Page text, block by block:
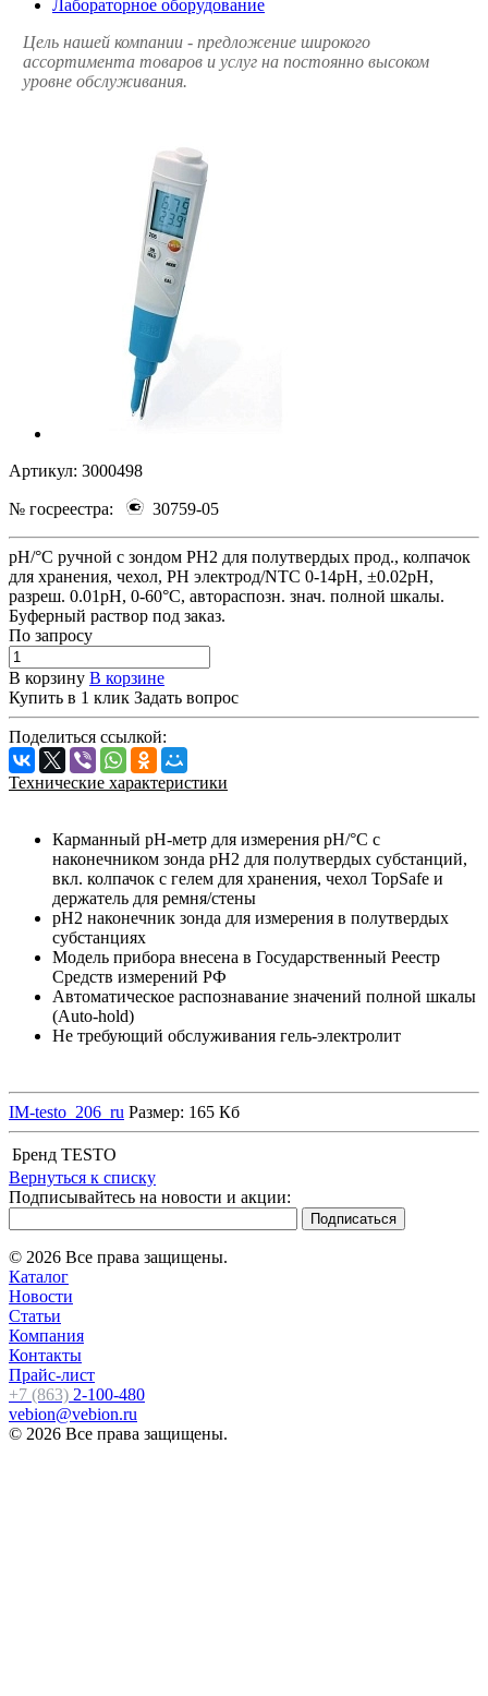
Лабораторное оборудование
Цель нашей компании - предложение широкого
ассортимента товаров и услуг на постоянно высоком
уровне обслуживания.
Артикул: 3000498
№ госреестра: 30759-05
pH/°C ручной с зондом РН2 для полутвердых прод., колпачок
для хранения, чехол, РН электрод/NTC 0-14рН, ±0.02рН,
разреш. 0.01pH, 0-60°С, автораспозн. знач. полной шкалы.
Буферный раствор под заказ.
По запросу
В корзину В корзине
Купить в 1 клик Задать вопрос
Поделиться ссылкой:
Технические характеристики
Карманный pH-метр для измерения pH/°C с
наконечником зонда pH2 для полутвердых субстанций,
вкл. колпачок с гелем для хранения, чехол TopSafe и
держатель для ремня/стены
pH2 наконечник зонда для измерения в полутвердых
субстанциях
Модель прибора внесена в Государственный Реестр
Средств измерений РФ
Автоматическое распознавание значений полной шкалы
(Auto-hold)
Не требующий обслуживания гель-электролит
IM-testo_206_ru Размер: 165 Кб
Бренд TESTO
Вернуться к списку
Подписывайтесь на новости и акции:
© 2026 Все права защищены.
Каталог
Новости
Статьи
Компания
Контакты
Прайс-лист
+7 (863) 2-100-480
vebion@vebion.ru
© 2026 Все права защищены.